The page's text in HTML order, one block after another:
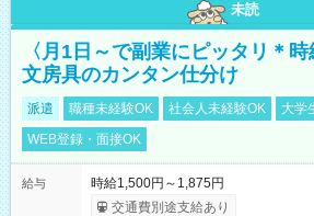
未読
〈月1日～で副業にピッタリ＊時
文房具のカンタン仕分け
派遣 職種未経験OK 社会人未経験OK 大学
WEB登録・面接OK
給与
時給1,500円～1,875円
交通費別途支給あり